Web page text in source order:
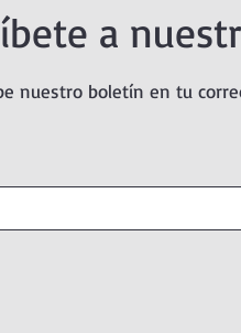
a
nuestro boletín en tu